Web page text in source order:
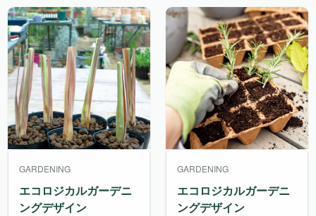
GARDENING
エコロジカルガーデニ
ングデザイン
GARDENING
エコロジカルガーデニ
ングデザイン